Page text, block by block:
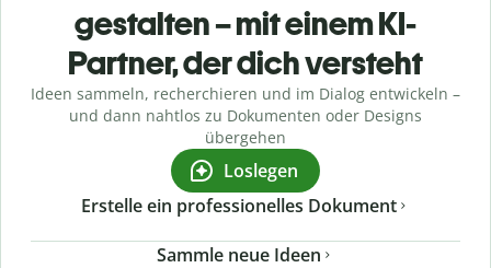
gestalten – mit einem KI-
Partner, der dich versteht
Ideen sammeln, recherchieren und im Dialog entwickeln –
und dann nahtlos zu Dokumenten oder Designs
übergehen
Loslegen
Erstelle ein professionelles Dokument
Sammle neue Ideen